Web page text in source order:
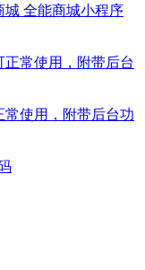
城 全能商城小程序
使用，附带后台功